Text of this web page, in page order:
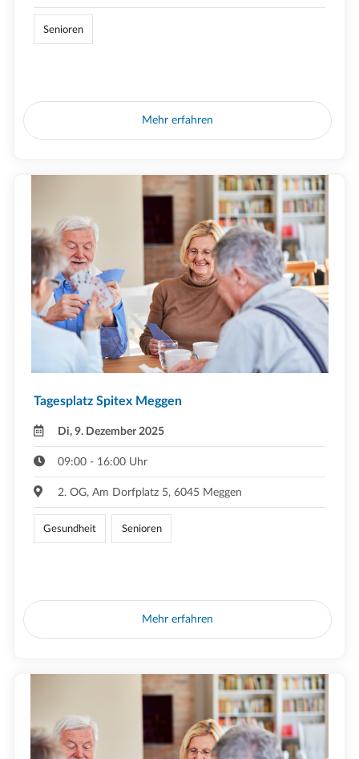
Senioren
Mehr erfahren
Tagesplatz Spitex Meggen
Di, 9. Dezember 2025
09:00 - 16:00 Uhr
2. OG, Am Dorfplatz 5, 6045 Meggen
Gesundheit Senioren
Mehr erfahren